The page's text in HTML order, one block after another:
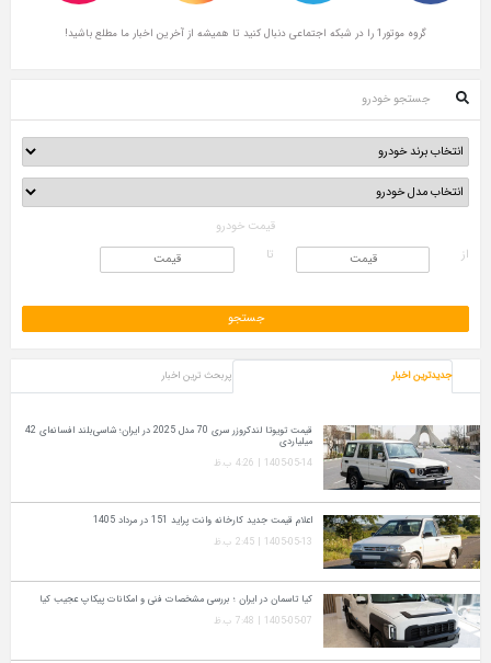
گروه موتور1 را در شبکه اجتماعی دنبال کنید تا همیشه از آخرین اخبار ما مطلع باشید!
جستجو خودرو
قیمت خودرو
از
تا
جدیدترین اخبار پربحث ترین اخبار
قیمت تویوتا لندکروزر سری 70 مدل 2025 در ایران؛ شاسی‌بلند افسانه‌ای 42
میلیاردی
1405-05-14 | 4:26 ب.ظ
اعلام قیمت جدید کارخانه وانت پراید 151 در مرداد 1405
1405-05-13 | 2:45 ب.ظ
کیا تاسمان در ایران ؛ بررسی مشخصات فنی و امکانات پیکاپ عجیب کیا
1405-05-07 | 7:48 ب.ظ